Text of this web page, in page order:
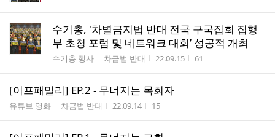
수기총, '차별금지법 반대 전국 구국집회 집행
부 초청 포럼 및 네트워크 대회’ 성공적 개최
게시판명
수기총 행사 작성자
차금법 반대 작성시간
22.09.15 조회수
61
[이프패밀리] EP.2 - 무너지는 목회자
게시판명
유튜브 영화 작성자
차금법 반대 작성시간
22.09.14 조회수
15